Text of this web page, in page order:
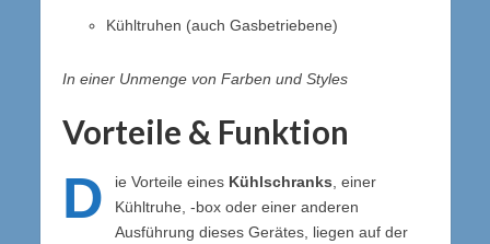
Kühltruhen (auch Gasbetriebene)
In einer Unmenge von Farben und Styles
Vorteile & Funktion
D ie Vorteile eines Kühlschranks, einer
Kühltruhe, -box oder einer anderen
Ausführung dieses Gerätes, liegen auf der